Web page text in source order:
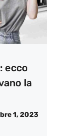
ecco
la
1, 2023